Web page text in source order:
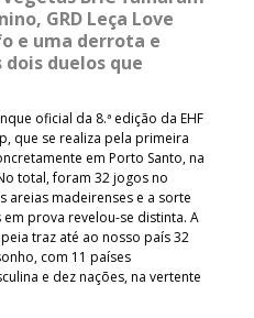
GRD Leça Love
e uma derrota e
dois duelos que
oficial da 8.ª edição da EHF
que se realiza pela primeira
em Porto Santo, na
total, foram 32 jogos no
madeirenses e a sorte
prova revelou-se distinta. A
traz até ao nosso país 32
com 11 países
e dez nações, na vertente